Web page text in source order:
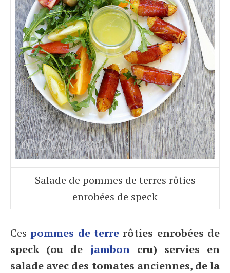
Salade de pommes de terres rôties
enrobées de speck
Cespommes de terre rôties enrobées de
speck (ou de jamboncru) servies en
salade avec des tomates anciennes, de la